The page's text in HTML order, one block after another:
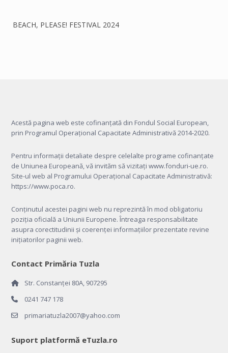
BEACH, PLEASE! FESTIVAL 2024
Acestă pagina web este cofinanțată din Fondul Social European,
prin Programul Operațional Capacitate Administrativă 2014-2020.
Pentru informații detaliate despre celelalte programe cofinanțate
de Uniunea Europeană, vă invităm să vizitați www.fonduri-ue.ro.
Site-ul web al Programului Operațional Capacitate Administrativă:
https://www.poca.ro.
Conținutul acestei pagini web nu reprezintă în mod obligatoriu
poziția oficială a Uniunii Europene. Întreaga responsabilitate
asupra corectitudinii și coerenței informațiilor prezentate revine
inițiatorilor paginii web.
Contact Primăria Tuzla
Str. Constanței 80A, 907295
0241 747 178
primariatuzla2007@yahoo.com
Suport platformă eTuzla.ro